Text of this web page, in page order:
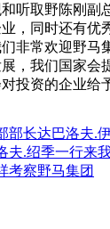
听取野陈刚副
，同时还有优
非常欢迎野马
，我们国家会
投资的企业给
部长达巴洛夫.
夫.绍季一行来
考察野马集团